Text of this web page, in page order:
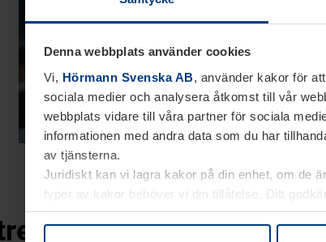
Denna webbplats använder cookies
Vi, Hörmann Svenska AB, använder kakor för
sociala medier och analysera åtkomst till vår
webbplats vidare till våra partner för sociala
informationen med andra data som du har
av tjänsterna.
Juridiskt kan vi lagra kakor på din enhet, om de
typer av kakor behöver vi din tillåtelse. Ditt
kakor underDataskyddsförklaringpå vår
av fler